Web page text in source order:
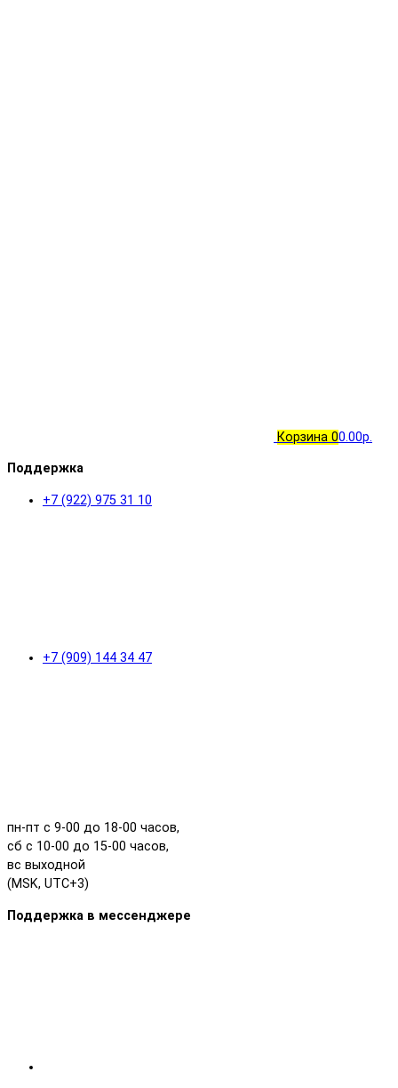
Корзина 00.00р.
Поддержка
+7 (922) 975 31 10
+7 (909) 144 34 47
пн-пт с 9-00 до 18-00 часов,
сб с 10-00 до 15-00 часов,
вс выходной
(MSK, UTC+3)
Поддержка в мессенджере